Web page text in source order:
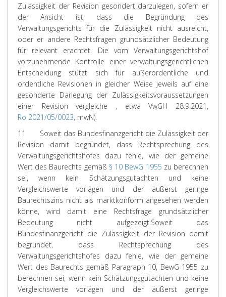
Zulässigkeit der Revision gesondert darzulegen, sofern er
der Ansicht ist, dass die Begründung des
Verwaltungsgerichts für die Zulässigkeit nicht ausreicht,
oder er andere Rechtsfragen grundsätzlicher Bedeutung
für relevant erachtet. Die vom Verwaltungsgerichtshof
vorzunehmende Kontrolle einer verwaltungsgerichtlichen
Entscheidung stützt sich für außerordentliche und
ordentliche Revisionen in gleicher Weise jeweils auf eine
gesonderte Darlegung der Zulässigkeitsvoraussetzungen
einer Revision vergleiche , etwa VwGH 28.9.2021,
Ro 2021/05/0023, mwN).
11 Soweit das Bundesfinanzgericht die Zulässigkeit der
Revision damit begründet, dass Rechtsprechung des
Verwaltungsgerichtshofes dazu fehle, wie der gemeine
Wert des Baurechts gemäß § 10 BewG 1955 zu berechnen
sei, wenn kein Schätzungsgutachten und keine
Vergleichswerte vorlägen und der äußerst geringe
Baurechtszins nicht als marktkonform angesehen werden
könne, wird damit eine Rechtsfrage grundsätzlicher
Bedeutung nicht aufgezeigt.Soweit das
Bundesfinanzgericht die Zulässigkeit der Revision damit
begründet, dass Rechtsprechung des
Verwaltungsgerichtshofes dazu fehle, wie der gemeine
Wert des Baurechts gemäß Paragraph 10, BewG 1955 zu
berechnen sei, wenn kein Schätzungsgutachten und keine
Vergleichswerte vorlägen und der äußerst geringe